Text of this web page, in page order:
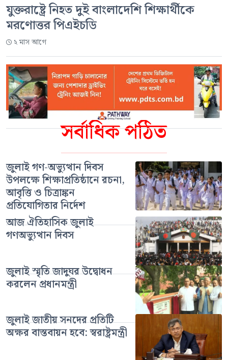
সর্বাধিক পঠিত
জুলাই গণ-অভ্যুত্থান দিবস
উপলক্ষে শিক্ষাপ্রতিষ্ঠানে রচনা,
আবৃত্তি ও চিত্রাঙ্কন
প্রতিযোগিতার নির্দেশ
আজ ঐতিহাসিক জুলাই
গণঅভ্যুত্থান দিবস
জুলাই স্মৃতি জাদুঘর উদ্বোধন
করলেন প্রধানমন্ত্রী
জুলাই জাতীয় সনদের প্রতিটি
অক্ষর বাস্তবায়ন হবে: স্বরাষ্ট্রমন্ত্রী
যুক্তরাষ্ট্রে নিহত দুই বাংলাদেশি শিক্ষার্থীকে
মরণোত্তর পিএইচডি
২ মাস আগে